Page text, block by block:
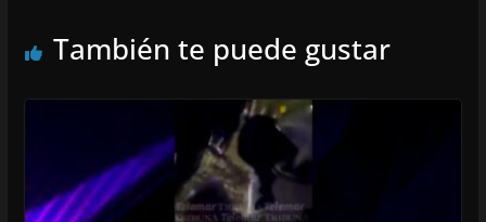
También te puede gustar